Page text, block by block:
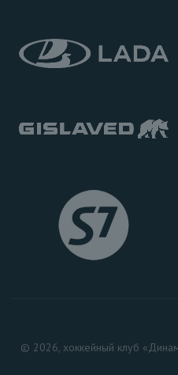
© 2026, хоккейный клуб